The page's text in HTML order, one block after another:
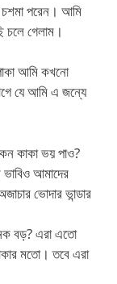
চশমা পরেন। আমি
চলে গেলাম।
আমি কখনো
যে আমি এ জন্যে
কাকা ভয় পাও?
আমাদের
ভোদার ভান্ডার
বড়? এরা এতো
মতো। তবে এরা